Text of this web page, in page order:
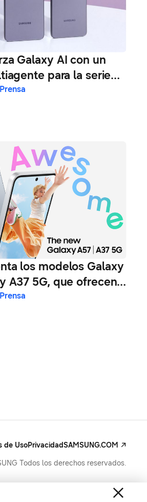
Galaxy AI con un
para la serie
los modelos Galaxy
A37 5G, que ofrecen
nivel profesional a un
de UsoPrivacidadSAMSUNG.COM
Todos los derechos reservados.